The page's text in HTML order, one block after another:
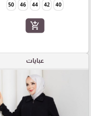
40
42
44
46
50
add_shopping_cart
عبايات